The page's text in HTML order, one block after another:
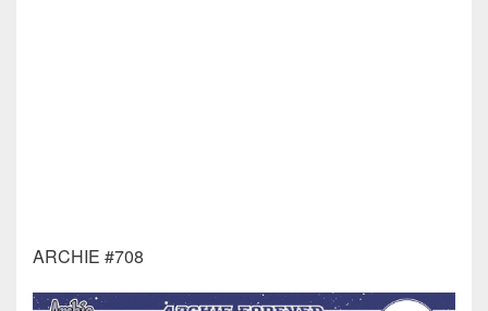
ARCHIE #708